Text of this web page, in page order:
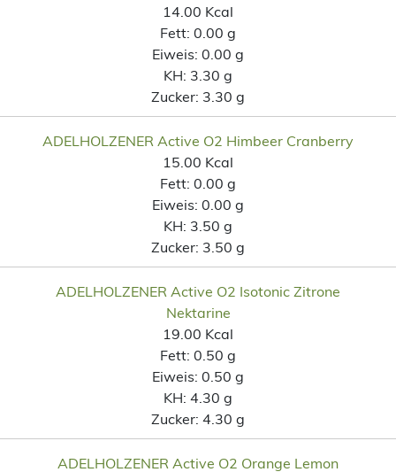
14.00 Kcal
Fett: 0.00 g
Eiweis: 0.00 g
KH: 3.30 g
Zucker: 3.30 g
ADELHOLZENER Active O2 Himbeer Cranberry
15.00 Kcal
Fett: 0.00 g
Eiweis: 0.00 g
KH: 3.50 g
Zucker: 3.50 g
ADELHOLZENER Active O2 Isotonic Zitrone
Nektarine
19.00 Kcal
Fett: 0.50 g
Eiweis: 0.50 g
KH: 4.30 g
Zucker: 4.30 g
ADELHOLZENER Active O2 Orange Lemon